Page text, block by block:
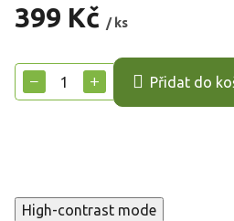
399 Kč / ks
cena:
+
− Přidat do
High-contrast mode